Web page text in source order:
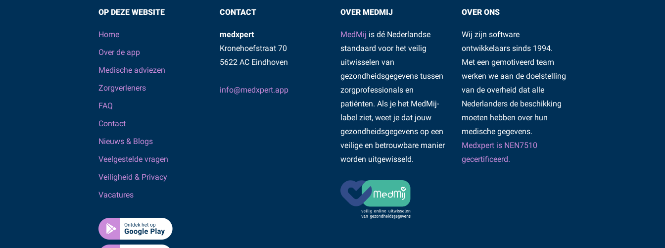
OP DEZE WEBSITE
Home
Over de app
Medische adviezen
Zorgverleners
FAQ
Contact
Nieuws & Blogs
Veelgestelde vragen
Veiligheid & Privacy
Vacatures
CONTACT
medxpert
Kronehoefstraat 70
5622 AC Eindhoven
info@medxpert.app
OVER MEDMIJ
MedMij is dé Nederlandse
standaard voor het veilig
uitwisselen van
gezondheidsgegevens tussen
zorgprofessionals en
patiënten. Als je het MedMij-
label ziet, weet je dat jouw
gezondheidsgegevens op een
veilige en betrouwbare manier
worden uitgewisseld.
OVER ONS
Wij zijn software
ontwikkelaars sinds 1994.
Met een gemotiveerd team
werken we aan de doelstelling
van de overheid dat alle
Nederlanders de beschikking
moeten hebben over hun
medische gegevens.
Medxpert is NEN7510
gecertificeerd.